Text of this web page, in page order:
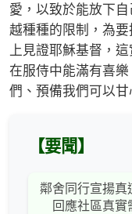
愛，以致於能放下
越種種的限制，為
上見證耶穌基督，
在服侍中能滿有喜
們、預備我們可以甘
【要聞】
鄰舍同行宣揚真
回應社區真實